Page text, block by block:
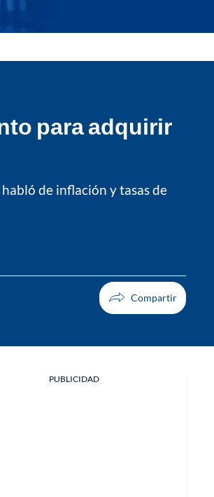
para adquirir
de inflación y tasas de
PUBLICIDAD